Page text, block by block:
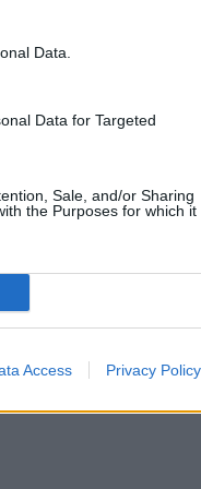
Data.
Data for Targeted
Sale, and/or Sharing
the Purposes for which it
Access Privacy Policy
pocit, že sú moje
mojich predstáv.
výsledkom,“